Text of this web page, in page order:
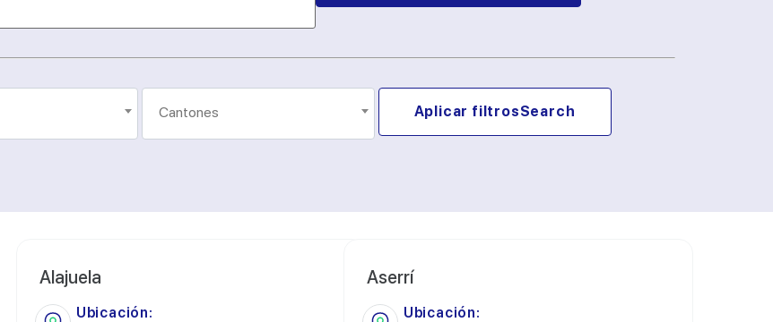
Aplicar filtrosSearch
Alajuela
Ubicación:
Aserrí
Ubicación: